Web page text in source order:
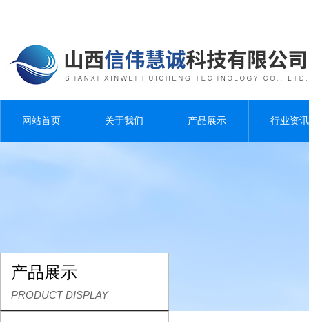
网站首页 关于我们 产品展示 行业资讯
产品展示
PRODUCT DISPLAY